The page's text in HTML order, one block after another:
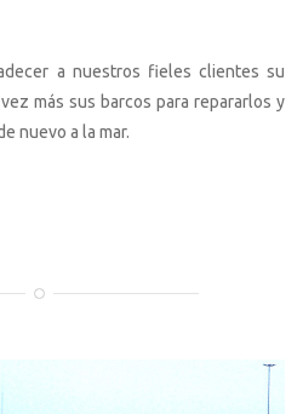
a nuestros fieles clientes su
más sus barcos para repararlos y
nuevo a la mar.